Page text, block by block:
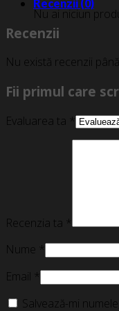
Nu ai niciun
Recenzii (0)
Recenzii
Nu există recenzii
Fii primul care
Evaluarea ta *
Recenzia ta *
Nume *
Email *
Salvează-mi